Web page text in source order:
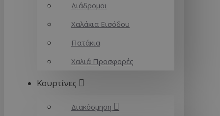
Διάδρομοι
Χαλάκια Εισόδου
Πατάκια
Χαλιά Προσφορές
Κουρτίνες
Διακόσμηση